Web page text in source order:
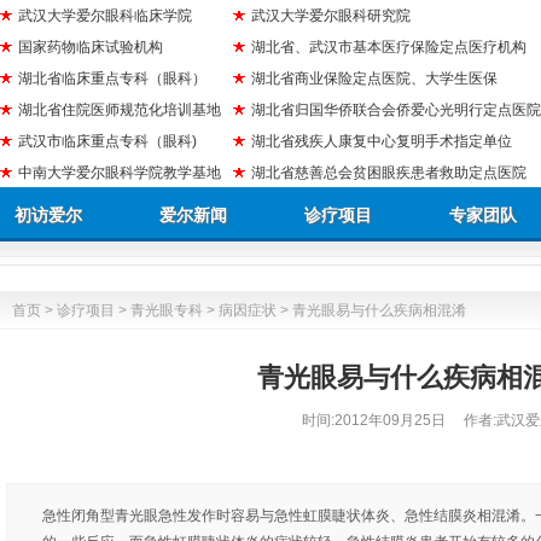
武汉大学爱尔眼科临床学院
国家药物临床试验机构
湖北省临床重点专科（眼科）
湖北省住院医师规范化培训基地
武汉市临床重点专科（眼科)
中南大学爱尔眼科学院教学基地
武汉大学爱尔眼科研究院
湖北省、武汉市基本医疗保险定点医疗机构
湖北省商业保险定点医院、大学生医保
湖北省归国华侨联合会侨爱心光明行定点医院
湖北省残疾人康复中心复明手术指定单位
湖北省慈善总会贫困眼疾患者救助定点医院
初访爱尔 爱尔新闻 诊疗项目 专家团队
首页 > 诊疗项目 > 青光眼专科 > 病因症状 > 青光眼易与什么疾病相混淆
青光眼易与什么疾病相
时间:2012年09月25日 作者:武汉爱
急性闭角型青光眼急性发作时容易与急性虹膜睫状体炎、急性结膜炎相混淆